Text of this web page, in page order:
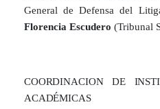
General de Defensa del
Florencia Escudero (Tribunal
COORDINACION DE
ACADÉMICAS